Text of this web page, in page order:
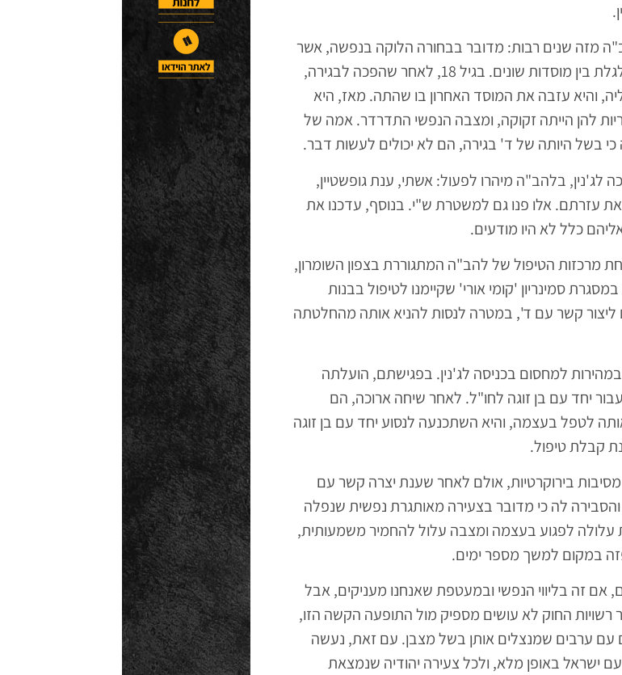
מזה שנים רבות: מדובר בבחורה הלוקה בנפשה, אשר
מגיל 6 חוסה תחת שירותי הרווחה ומתגלגלת בין מוסדות שונים. בגיל 18, לאחר שהפכה לבגירה,
והיא עזבה את המוסד האחרון בו שהתה. מאז, היא
להן הייתה זקוקה, ומצבה הנפשי התדרדר. אמה של
בשל היותה של ד' בגירה, הם לא יכולים לעשות דבר.
בלהב"ה מיהרו לפעול: אשתי, ענת גופשטיין,
את עזרתם. אלו פנו גם למשטרת ש"י. בנוסף, עדכנו את
כלל לא היו מודעים.
מרכזות הטיפול של להב"ה המתגוררת בצפון השומרון,
סמינריון 'קומי אורי' שקיימנו לטיפול בבנות
קשר עם ד', במטרה לנסות להניא אותה מהחלטתה
למחסום בכניסה לג'נין. בפגישתם, הועלתה
יחד עם בן זוגה לחו"ל. לאחר שיחה ארוכה, הם
לטפל בעצמה, והיא השתכנעה לנסוע יחד עם בן זוגה
קבלת טיפול.
בירוקרטיות, אולם לאחר שענת יצרה קשר עם
לה כי מדובר בצעירה מאותגרת נפשית שנפלה
לפגוע בעצמה ומצבה עלול להחמיר משמעותית,
במקום למשך מספר ימים.
אם זה בליווי הנפשי ובמעטפת שאנחנו מעניקים, אבל
החוק לא עושים מספיק מול התופעה הקשה הזו,
עם ערבים שמנצלים אותן בשל מצבן. עם זאת, נעשה
ישראל באופן מלא, ולכל צעירה יהודיה שנמצאת